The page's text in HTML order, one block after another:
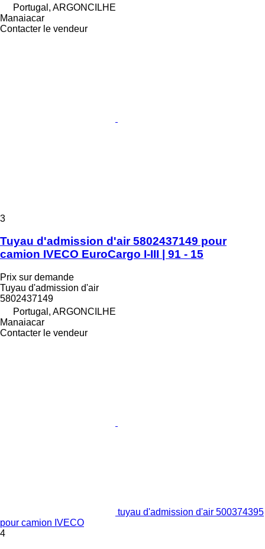
Portugal, ARGONCILHE
Manaiacar
Contacter le vendeur
3
Tuyau d'admission d'air 5802437149 pour
camion IVECO EuroCargo I-III | 91 - 15
Prix sur demande
Tuyau d'admission d'air
5802437149
Portugal, ARGONCILHE
Manaiacar
Contacter le vendeur
tuyau d'admission d'air 500374395
pour camion IVECO
4